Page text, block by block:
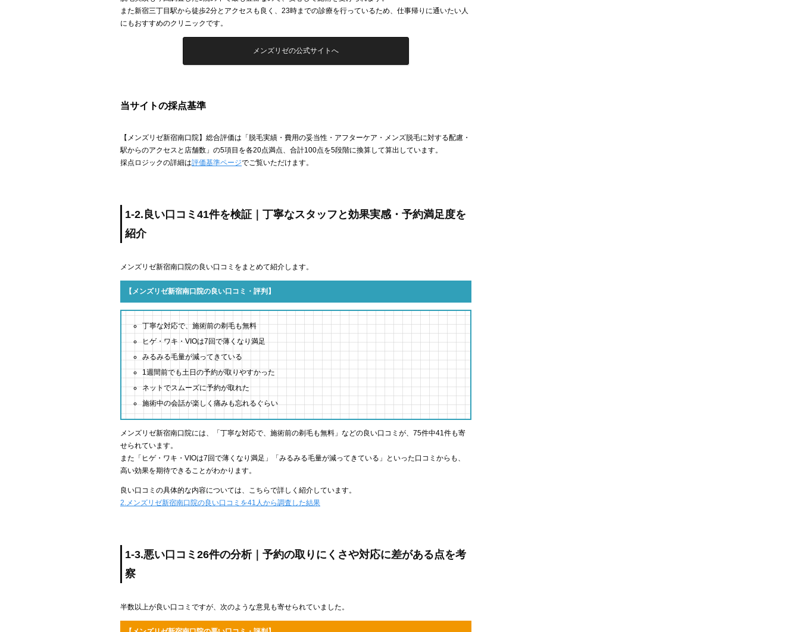
また新宿三丁目駅から徒歩2分とアクセスも良く、23時までの診療を行っているため、仕事帰りに通いたい人
にもおすすめのクリニックです。
メンズリゼの公式サイトへ
当サイトの採点基準
【メンズリゼ新宿南口院】総合評価は「脱毛実績・費用の妥当性・アフターケア・メンズ脱⽑に対する配慮・
駅からのアクセスと店舗数」の5項目を各20点満点、合計100点を5段階に換算して算出しています。
採点ロジックの詳細は評価基準ページでご覧いただけます。
1-2.良い口コミ41件を検証｜丁寧なスタッフと効果実感・予約満足度を
紹介
メンズリゼ新宿南口院の良い口コミをまとめて紹介します。
【メンズリゼ新宿南口院の良い口コミ・評判】
丁寧な対応で、施術前の剃毛も無料
ヒゲ・ワキ・VIOは7回で薄くなり満足
みるみる毛量が減ってきている
1週間前でも土日の予約が取りやすかった
ネットでスムーズに予約が取れた
施術中の会話が楽しく痛みも忘れるぐらい
メンズリゼ新宿南口院には、「丁寧な対応で、施術前の剃毛も無料」などの良い口コミが、75件中41件も寄
せられています。
また「ヒゲ・ワキ・VIOは7回で薄くなり満足」「みるみる毛量が減ってきている」といった口コミからも、
高い効果を期待できることがわかります。
良い口コミの具体的な内容については、こちらで詳しく紹介しています。
2.メンズリゼ新宿南口院の良い口コミを41人から調査した結果
1-3.悪い口コミ26件の分析｜予約の取りにくさや対応に差がある点を考
察
半数以上が良い口コミですが、次のような意見も寄せられていました。